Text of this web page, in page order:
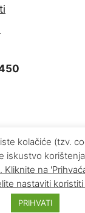
INFOKOM d.o.o.
kolačiće (tzv.
iskustvo
. Kliknite na
nastaviti
PRIHVATI